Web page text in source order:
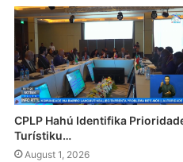
CPLP Hahú Identifika
Turístiku…
August 1, 2026